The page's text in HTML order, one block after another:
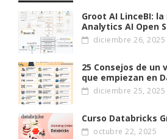
Groot AI LinceBI:
Analytics AI Open
diciembre 26, 2025
25 Consejos de un
que empiezan en
diciembre 25, 2025
Curso Databricks
octubre 22, 2025